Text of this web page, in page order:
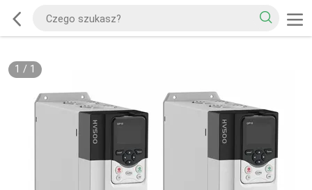
1 / 1